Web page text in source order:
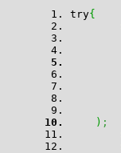
try{
) ;